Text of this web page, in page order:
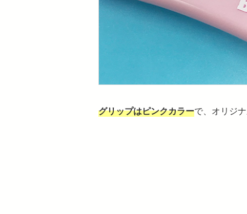
グリップはピンクカラーで、オリジ